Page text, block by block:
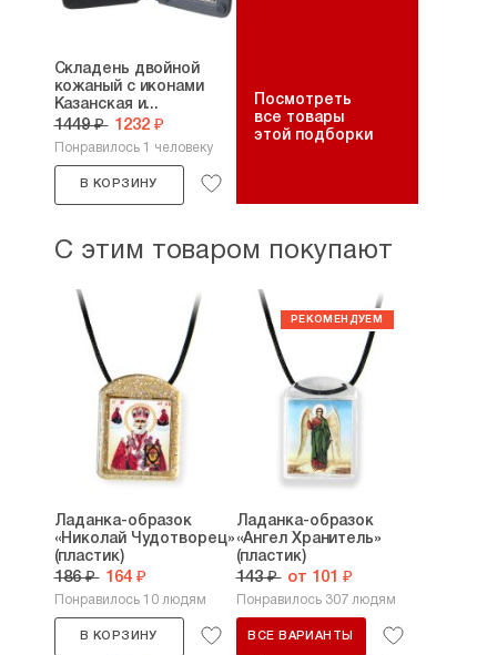
Складень двойной
кожаный с иконами
Казанская и...
1449 ₽ 1232 ₽
Понравилось 1 человеку
В КОРЗИНУ
Посмотреть
все товары
этой подборки
С этим товаром покупают
Ладанка-образок
«Николай Чудотворец»
(пластик)
186 ₽ 164 ₽
Понравилось 10 людям
В КОРЗИНУ
Ладанка-образок
«Ангел Хранитель»
(пластик)
143 ₽ от 101 ₽
Понравилось 307 людям
ВСЕ ВАРИАНТЫ